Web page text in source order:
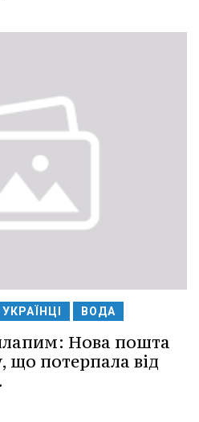
УКРАЇНЦІ ВОДА
Нова пошта
що потерпала від